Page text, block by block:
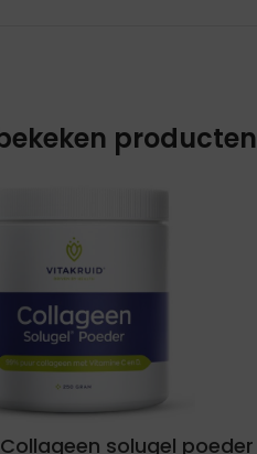
producten
Collageen solugel poeder